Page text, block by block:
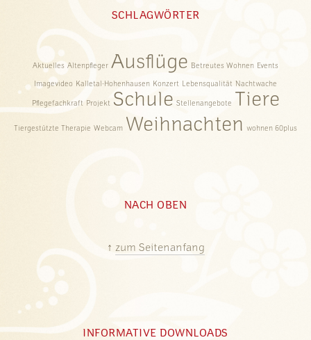
SCHLAGWÖRTER
Aktuelles Altenpfleger Ausflüge Betreutes Wohnen Events
Imagevideo Kalletal-Hohenhausen Konzert Lebensqualität Nachtwache
Pflegefachkraft Projekt Schule Stellenangebote Tiere
Tiergestützte Therapie Webcam Weihnachten wohnen 60plus
NACH OBEN
↑ zum Seitenanfang
INFORMATIVE DOWNLOADS